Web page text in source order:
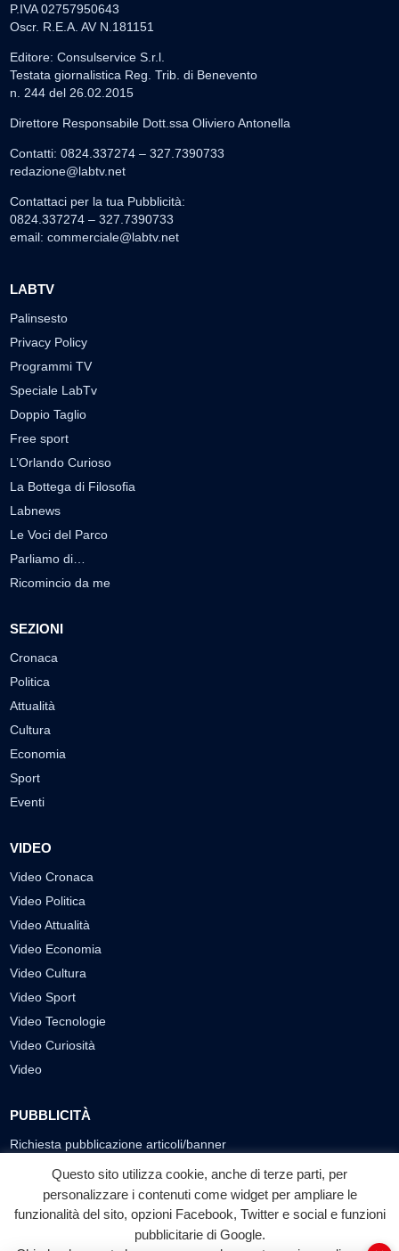
P.IVA 02757950643
Oscr. R.E.A. AV N.181151
Editore: Consulservice S.r.l.
Testata giornalistica Reg. Trib. di Benevento
n. 244 del 26.02.2015
Direttore Responsabile Dott.ssa Oliviero Antonella
Contatti: 0824.337274 – 327.7390733
redazione@labtv.net
Contattaci per la tua Pubblicità:
0824.337274 – 327.7390733
email: commerciale@labtv.net
LABTV
Palinsesto
Privacy Policy
Programmi TV
Speciale LabTv
Doppio Taglio
Free sport
L’Orlando Curioso
La Bottega di Filosofia
Labnews
Le Voci del Parco
Parliamo di…
Ricomincio da me
SEZIONI
Cronaca
Politica
Attualità
Cultura
Economia
Sport
Eventi
VIDEO
Video Cronaca
Video Politica
Video Attualità
Video Economia
Video Cultura
Video Sport
Video Tecnologie
Video Curiosità
Video
PUBBLICITÀ
Richiesta pubblicazione articoli/banner
SEGUICI SUI SOCIAL
f
Facebook
◎ ▶
YouTube
Questo sito utilizza cookie, anche di terze parti, per
personalizzare i contenuti come widget per ampliare le
funzionalità del sito, opzioni Facebook, Twitter e social e funzioni
pubblicitarie di Google.